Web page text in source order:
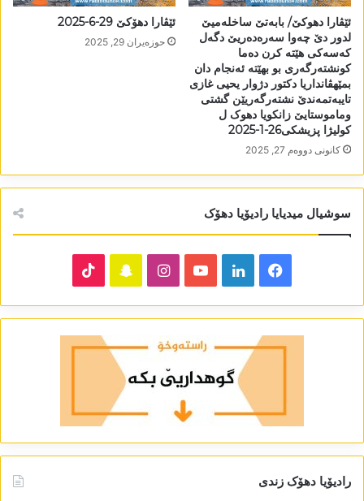
ئێڤارا دھوکێ/ بابەتێ ساخلەمیێ
لدور دێ چەوا سەرەدەریێ دگەل
کەسەکی ھێتە کرن دەما
کونشتەرگەری بو بھێتە ئەنجام دان
بمێھڤانداریا دکتور دژوار یحیی غازی
تایبەتمەندێ نشتەرگەریێن گشتی
وماموستایێ زانکویا دھوک ل
کولیژا پزیشکی26-1-2025
كانونی دووه‌م 27, 2025
ئێڤارا دھۆکێ 29-6-2025
حوزه‌یران 29, 2025
سوشیال میدیایا رادیۆیا دھۆک
Facebook
LinkedIn
YouTube
Instagram
Snapchat
رادیۆیا دھۆک زندی